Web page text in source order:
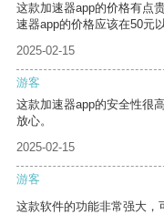
这款加速器app的价格有点
速器app的价格应该在50元
2025-02-15
游客
这款加速器app的安全性很
放心。
2025-02-15
游客
这款软件的功能非常强大，